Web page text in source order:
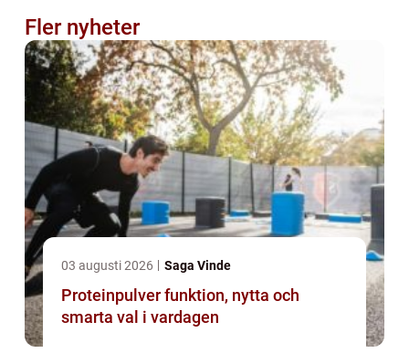
Fler nyheter
03 augusti 2026 Saga Vinde
Proteinpulver funktion, nytta och
smarta val i vardagen